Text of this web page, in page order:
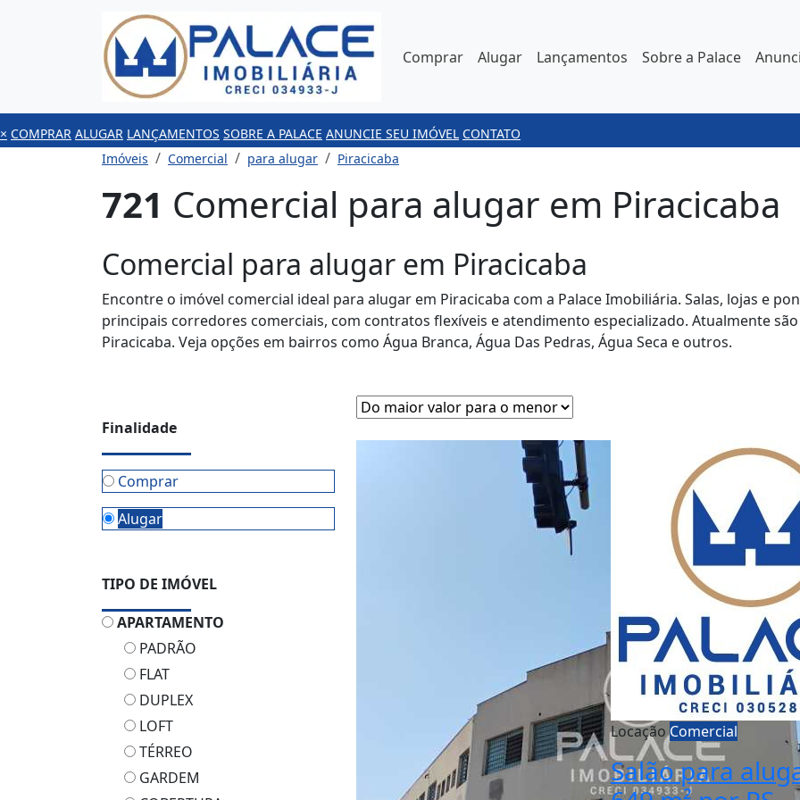
Comprar Alugar Lançamentos Sobre a Palace
× COMPRAR ALUGAR LANÇAMENTOS SOBRE A PALACE ANUNCIE SEU IMÓVEL CONTATO
Imóveis
Comercial para alugar Piracicaba
721 Comercial para alugar em Piracicaba
Comercial para alugar em Piracicaba
Encontre o imóvel comercial ideal para alugar em Piracicaba com a Palace Imobiliária. Salas, lojas e
principais corredores comerciais, com contratos flexíveis e atendimento especializado. Atualmente
Piracicaba. Veja opções em bairros como Água Branca, Água Das Pedras, Água Seca e outros.
Finalidade
Comprar
Alugar
TIPO DE IMÓVEL
APARTAMENTO
PADRÃO
FLAT
DUPLEX
LOFT
TÉRREO
GARDEM
LocaçãoComercial
Salão para